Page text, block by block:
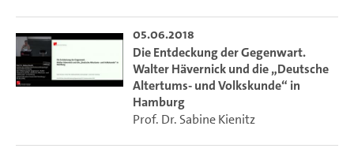
05.06.2018
Die Entdeckung der Gegenwart.
Walter Hävernick und die „Deutsche
Altertums- und Volkskunde“ in
Hamburg
Prof. Dr. Sabine Kienitz